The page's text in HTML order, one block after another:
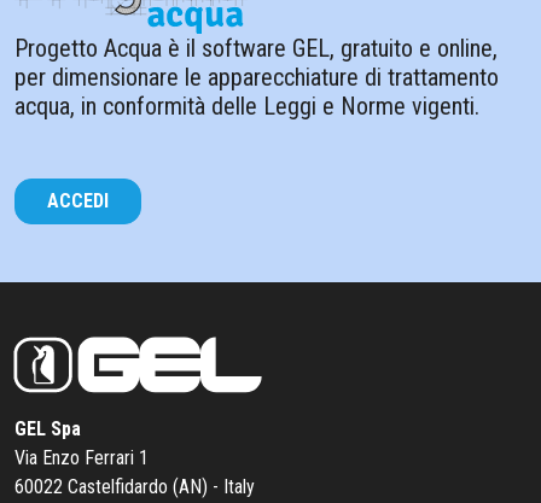
Progetto Acqua è il software GEL, gratuito e online,
per dimensionare le apparecchiature di trattamento
acqua, in conformità delle Leggi e Norme vigenti.
ACCEDI
GEL Spa
Via Enzo Ferrari 1
60022 Castelfidardo (AN) - Italy